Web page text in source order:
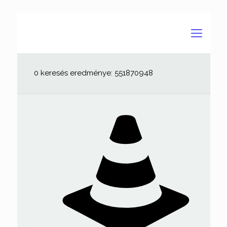
0 keresés eredménye: 551870948